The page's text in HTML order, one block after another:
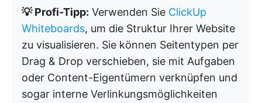
💡 Profi-Tipp: Verwenden Sie ClickUp
Whiteboards, um die Struktur Ihrer Website
zu visualisieren. Sie können Seitentypen per
Drag & Drop verschieben, sie mit Aufgaben
oder Content-Eigentümern verknüpfen und
sogar interne Verlinkungsmöglichkeiten